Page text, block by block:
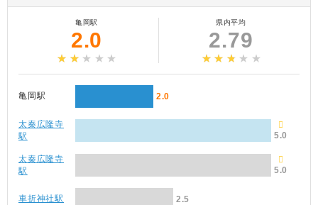
亀岡駅
2.0
県内平均
2.79
亀岡駅 2.0
太秦広隆寺
駅
5.0
太秦広隆寺
駅
5.0
車折神社駅 2.5